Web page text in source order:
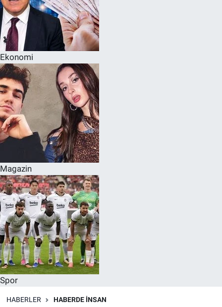
Ekonomi
Magazin
Spor
HABERLER HABERDE INSAN